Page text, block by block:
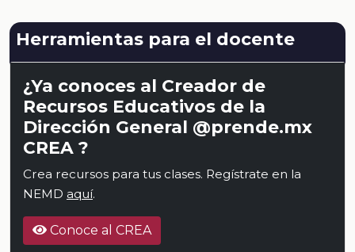
Herramientas para el docente
¿Ya conoces al Creador de
Recursos Educativos de la
Dirección General @prende.mx
CREA ?
Crea recursos para tus clases. Regístrate en la
NEMD aquí.
Conoce al CREA